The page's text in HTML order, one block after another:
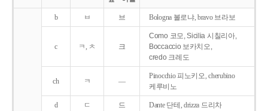
b ㅂ 브 Bologna 볼로냐, bravo 브라보
c ㅋ, ㅊ 크
Como 코모, Sicilia 시칠리아,
Boccaccio 보카치오,
credo 크레도
ch ㅋ ―
Pinocchio 피노키오, cherubino
케루비노
d ㄷ 드 Dante 단테, drizza 드리차